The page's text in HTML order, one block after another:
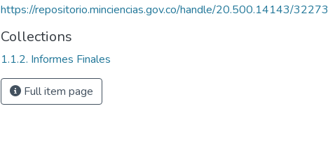
https://repositorio.minciencias.gov.co/handle/20.500.14143/32273
Collections
1.1.2. Informes Finales
Full item page